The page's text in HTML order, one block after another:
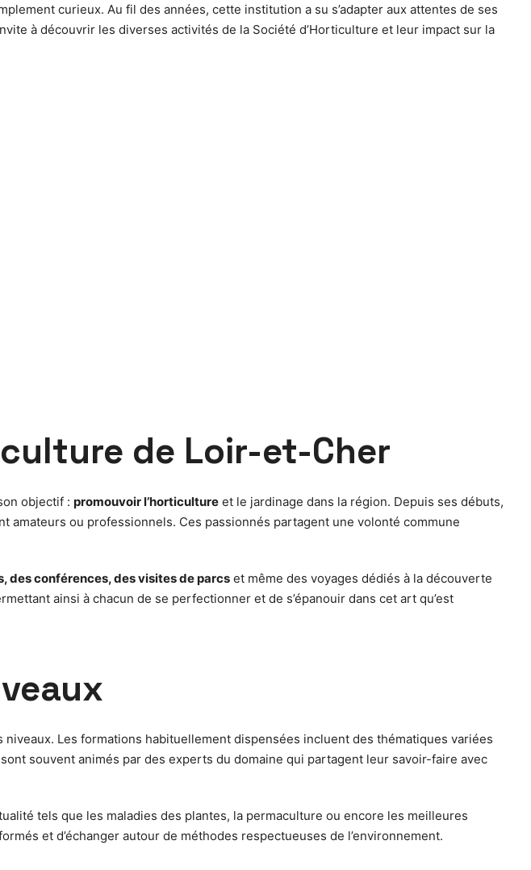
curieux. Au fil des années, cette institution a su s’adapter aux attentes de ses
à découvrir les diverses activités de la Société d’Horticulture et leur impact sur la
de Loir-et-Cher
objectif : promouvoir l’horticulture et le jardinage dans la région. Depuis ses débuts,
amateurs ou professionnels. Ces passionnés partagent une volonté commune
des conférences, des visites de parcs et même des voyages dédiés à la découverte
ainsi à chacun de se perfectionner et de s’épanouir dans cet art qu’est
niveaux. Les formations habituellement dispensées incluent des thématiques variées
souvent animés par des experts du domaine qui partagent leur savoir-faire avec
tels que les maladies des plantes, la permaculture ou encore les meilleures
et d’échanger autour de méthodes respectueuses de l’environnement.